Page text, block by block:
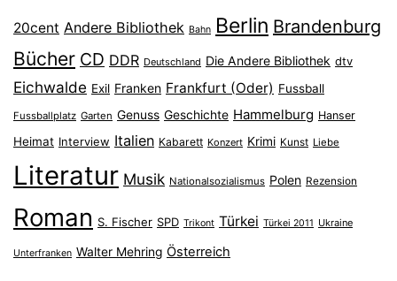
20cent Andere Bibliothek Bahn Berlin Brandenburg
Bücher CD DDR Deutschland Die Andere Bibliothek dtv
Eichwalde Exil Franken Frankfurt (Oder) Fussball
Fussballplatz Garten Genuss Geschichte Hammelburg Hanser
Heimat Interview Italien Kabarett Konzert Krimi Kunst Liebe
Literatur Musik Nationalsozialismus Polen Rezension
Roman S. Fischer SPD Trikont Türkei Türkei 2011 Ukraine
Unterfranken Walter Mehring Österreich